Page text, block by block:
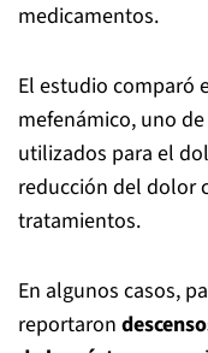
medicamentos.
El estudio comparó
mefenámico, uno
utilizados para el
reducción del dolor
tratamientos.
En algunos casos,
reportaron